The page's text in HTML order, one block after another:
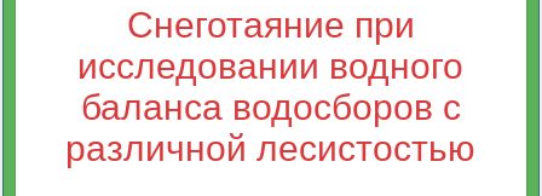
Снеготаяние при
исследовании водного
баланса водосборов с
различной лесистостью